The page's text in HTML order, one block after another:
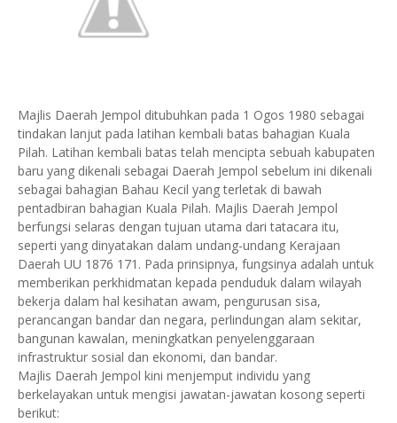
Majlis Daerah Jempol ditubuhkan pada 1 Ogos 1980 sebagai
tindakan lanjut pada latihan kembali batas bahagian Kuala
Pilah. Latihan kembali batas telah mencipta sebuah kabupaten
baru yang dikenali sebagai Daerah Jempol sebelum ini dikenali
sebagai bahagian Bahau Kecil yang terletak di bawah
pentadbiran bahagian Kuala Pilah. Majlis Daerah Jempol
berfungsi selaras dengan tujuan utama dari tatacara itu,
seperti yang dinyatakan dalam undang-undang Kerajaan
Daerah UU 1876 171. Pada prinsipnya, fungsinya adalah untuk
memberikan perkhidmatan kepada penduduk dalam wilayah
bekerja dalam hal kesihatan awam, pengurusan sisa,
perancangan bandar dan negara, perlindungan alam sekitar,
bangunan kawalan, meningkatkan penyelenggaraan
infrastruktur sosial dan ekonomi, dan bandar.
Majlis Daerah Jempol kini menjemput individu yang
berkelayakan untuk mengisi jawatan-jawatan kosong seperti
berikut: